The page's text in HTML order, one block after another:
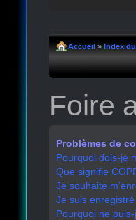
Accueil » Index
Foire
Problèmes de
Pourquoi dois-je
Que signifie
Je souhaite
Je suis
Pourquoi ne